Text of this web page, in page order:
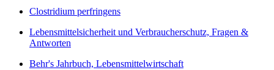
Clostridium perfringens
Lebensmittelsicherheit und Verbraucherschutz, Fragen &
Antworten
Behr's Jahrbuch, Lebensmittelwirtschaft